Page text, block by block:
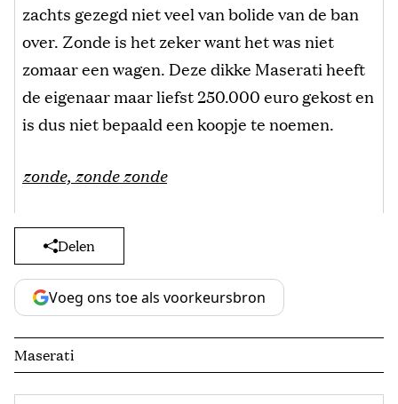
zachts gezegd niet veel van bolide van de ban
over. Zonde is het zeker want het was niet
zomaar een wagen. Deze dikke Maserati heeft
de eigenaar maar liefst 250.000 euro gekost en
is dus niet bepaald een koopje te noemen.
zonde, zonde zonde
Delen
Voeg ons toe als voorkeursbron
Maserati